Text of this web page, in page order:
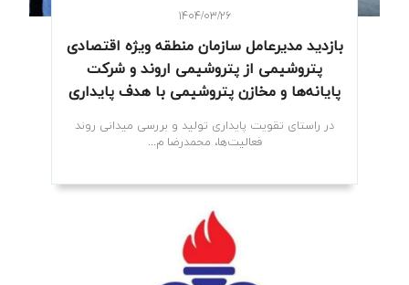
۱۴۰۴/۰۳/۲۶
بازدید مدیرعامل سازمان منطقه ویژه اقتصادی
پتروشیمی از پتروشیمی اروند و شرکت
پایانه‌ها و مخازن پتروشیمی با هدف پایداری
در راستای تقویت پایداری تولید و بررسی میدانی روند
فعالیت‌ها، محمدرضا م...